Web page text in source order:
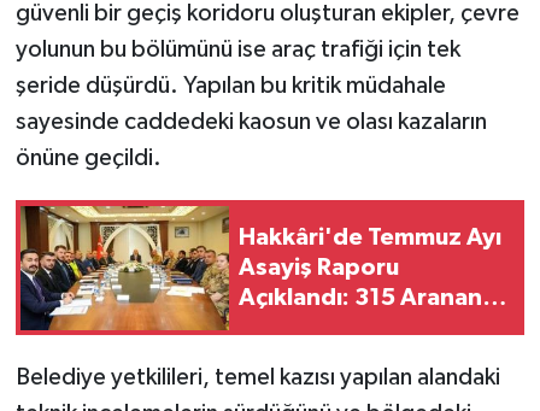
güvenli bir geçiş koridoru oluşturan ekipler, çevre
yolunun bu bölümünü ise araç trafiği için tek
şeride düşürdü. Yapılan bu kritik müdahale
sayesinde caddedeki kaosun ve olası kazaların
önüne geçildi.
Hakkâri'de Temmuz Ayı
Asayiş Raporu
Açıklandı: 315 Aranan
Belediye yetkilileri, temel kazısı yapılan alandaki